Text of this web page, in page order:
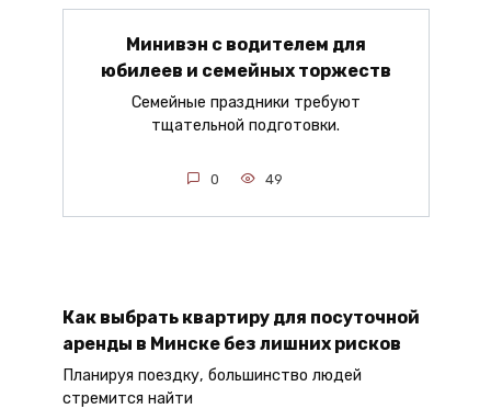
Минивэн с водителем для
юбилеев и семейных торжеств
Семейные праздники требуют
тщательной подготовки.
0 49
Как выбрать квартиру для посуточной
аренды в Минске без лишних рисков
Планируя поездку, большинство людей
стремится найти